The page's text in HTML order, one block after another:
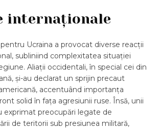
internaționale
Ucraina a provocat diverse reacții
subliniind complexitatea situației
Aliații occidentali, în special cei din
și-au declarat un sprijin precaut
accentuând importanța
solid în fața agresiunii ruse. Însă, unii
exprimat preocupări legate de
de teritorii sub presiunea militară,